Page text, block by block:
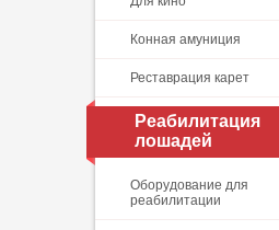
Конная амуниция
Реставрация карет
Реабилитация
лошадей
Оборудование для
реабилитации